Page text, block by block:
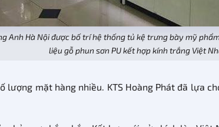
Anh Hà Nội được bố trí hệ thống tủ kệ trưng bày mỹ
liệu gỗ phun sơn PU kết hợp kính trắng Việt
lượng mặt hàng nhiều. KTS Hoàng Phát đã lựa